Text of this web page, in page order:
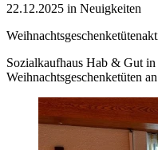
22.12.2025 in Neuigkeiten
Sozialkaufhaus Hab & Gut
Weihnachtsgeschenketüten